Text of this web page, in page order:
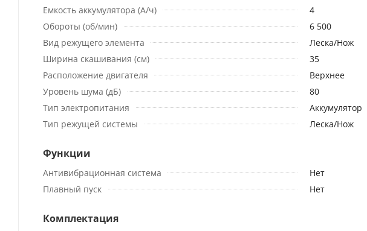
Емкость аккумулятора (А/ч)
4
Обороты (об/мин)
6 500
Вид режущего элемента
Леска/Нож
Ширина скашивания (см)
35
Расположение двигателя
Верхнее
Уровень шума (дБ)
80
Тип электропитания
Аккумулятор
Тип режущей системы
Леска/Нож
Функции
Антивибрационная система
Нет
Плавный пуск
Нет
Комплектация